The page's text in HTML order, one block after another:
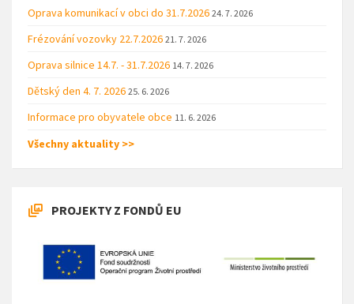
Oprava komunikací v obci do 31.7.2026 24. 7. 2026
Frézování vozovky 22.7.2026 21. 7. 2026
Oprava silnice 14.7. - 31.7.2026 14. 7. 2026
Dětský den 4. 7. 2026 25. 6. 2026
Informace pro obyvatele obce 11. 6. 2026
Všechny aktuality >>
PROJEKTY Z FONDŮ EU